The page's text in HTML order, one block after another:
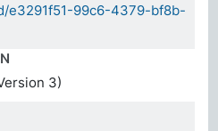
e3291f51-99c6-4379-bf8b-
3)